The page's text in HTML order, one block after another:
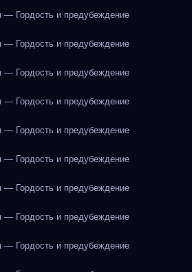
— Гордость и предубеждение
— Гордость и предубеждение
— Гордость и предубеждение
— Гордость и предубеждение
— Гордость и предубеждение
— Гордость и предубеждение
— Гордость и предубеждение
— Гордость и предубеждение
— Гордость и предубеждение